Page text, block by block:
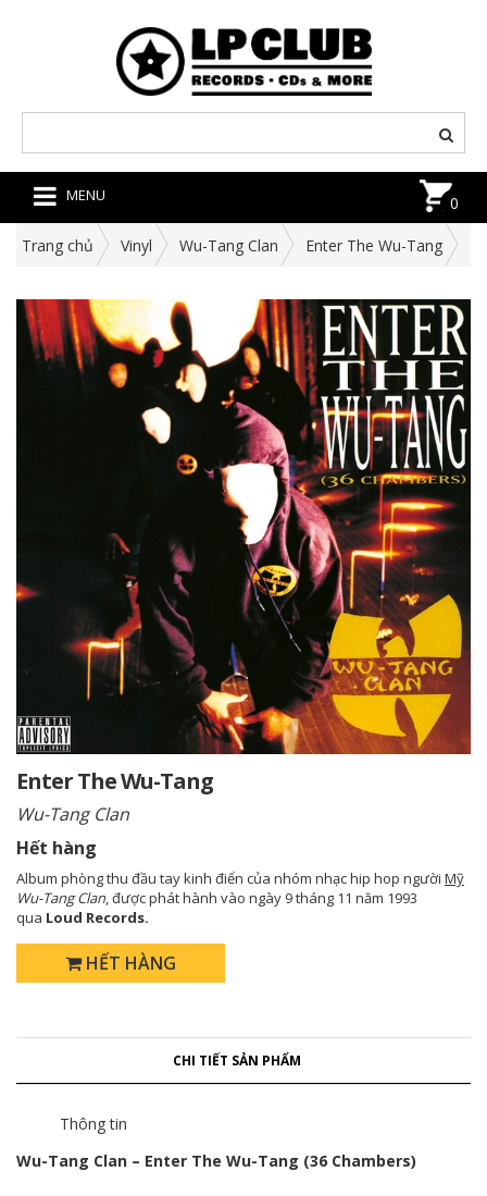
MENU 0
Trang chủ Vinyl Wu-Tang Clan Enter The Wu-Tang
Enter The Wu-Tang
Wu-Tang Clan
Hết hàng
Album phòng thu đầu tay kinh điển của nhóm nhạc hip hop người Mỹ
Wu-Tang Clan, được phát hành vào ngày 9 tháng 11 năm 1993
qua Loud Records.
HẾT HÀNG
CHI TIẾT SẢN PHẨM
Thông tin
Wu-Tang Clan – Enter The Wu-Tang (36 Chambers)